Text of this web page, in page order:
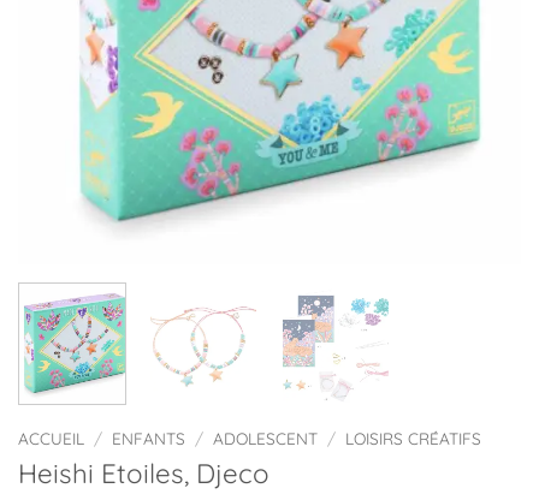
ACCUEIL / ENFANTS / ADOLESCENT / LOISIRS CRÉATIFS
Heishi Etoiles, Djeco